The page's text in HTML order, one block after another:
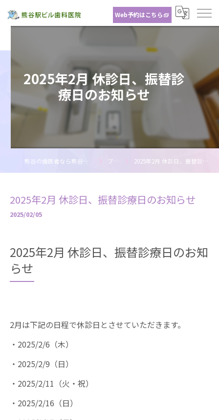
Web予約はこちら
2025年2月 休診日、振替診
療日のお知らせ
熊谷の歯医者なら熊谷駅ビル歯科医院 ブログ 2025年2月 休診日、振替診療日のお知らせ
2025年2月 休診日、振替診療日のお知らせ
2025/02/05
2025年2月 休診日、振替診療日のお知
らせ
2月は下記の日程で休診日とさせていただきます。
・2025/2/6（木）
・2025/2/9（日）
・2025/2/11（火・祝）
・2025/2/16（日）